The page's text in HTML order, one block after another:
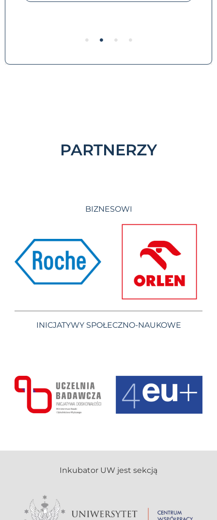
PARTNERZY
BIZNESOWI
INICJATYWY SPOŁECZNO-NAUKOWE